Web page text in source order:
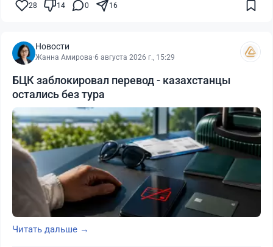
28 14 0 16
Новости
Жанна Амирова·6 августа 2026 г., 15:29
БЦК заблокировал перевод - казахстанцы
остались без тура
Читать дальше →